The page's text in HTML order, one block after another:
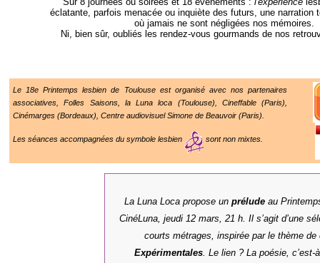
éclatante, parfois menacée ou inquiète des futurs, une narration
où jamais ne sont négligées nos mémoires.
Ni, bien sûr, oubliés les rendez-vous gourmands de nos
Le 18e Printemps lesbien de Toulouse est organisé avec nos partenaires
associatives, Folles Saisons, la Luna loca (Toulouse), Cineffable (Paris),
Cinémarges (Bordeaux), Centre audiovisuel Simone de Beauvoir (Paris).
Les séances accompagnées du symbole lesbien sont non mixtes.
La Luna Loca propose un préludeau
CinéLuna, jeudi 12 mars, 21 h. Il s’agit d’une
courts métrages, inspirée par le thème de
Expérimentales. Le lien ? La poésie, c’est-